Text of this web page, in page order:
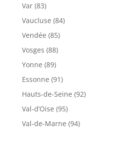
Var (83)
Vaucluse (84)
Vendée (85)
Vosges (88)
Yonne (89)
Essonne (91)
Hauts-de-Seine (92)
Val-d’Oise (95)
Val-de-Marne (94)